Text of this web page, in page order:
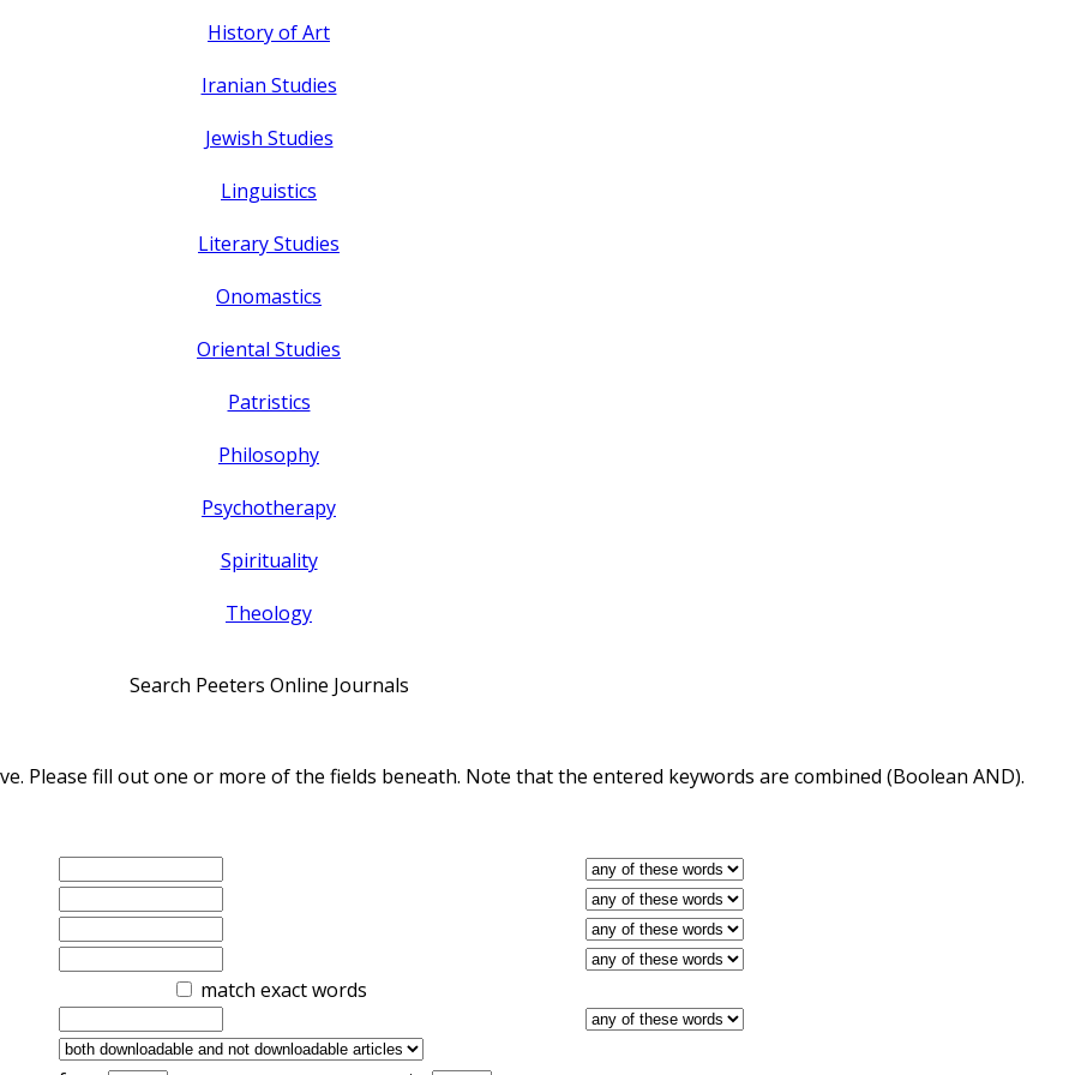
History of Art
Iranian Studies
Jewish Studies
Linguistics
Literary Studies
Onomastics
Oriental Studies
Patristics
Philosophy
Psychotherapy
Spirituality
Theology
Search Peeters Online Journals
Please fill out one or more of the fields beneath. Note that the entered keywords are combined (Boolean AND).
match exact words